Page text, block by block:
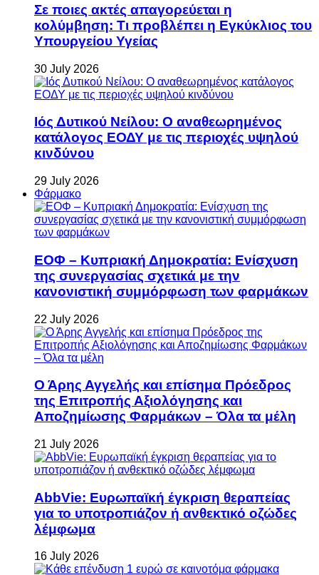
Σε ποιες ακτές απαγορεύεται η
κολύμβηση: Τι προβλέπει η Εγκύκλιος του
Υπουργείου Υγείας
30 July 2026
Ιός Δυτικού Νείλου: Ο αναθεωρημένος
κατάλογος ΕΟΔΥ με τις περιοχές υψηλού
κινδύνου
29 July 2026
Φάρμακο
ΕΟΦ – Κυπριακή Δημοκρατία: Ενίσχυση
της συνεργασίας σχετικά με την
κανονιστική συμμόρφωση των φαρμάκων
22 July 2026
Ο Άρης Αγγελής και επίσημα Πρόεδρος
της Επιτροπής Αξιολόγησης και
Αποζημίωσης Φαρμάκων – Όλα τα μέλη
21 July 2026
AbbVie: Ευρωπαϊκή έγκριση θεραπείας
για το υποτροπιάζον ή ανθεκτικό οζώδες
λέμφωμα
16 July 2026